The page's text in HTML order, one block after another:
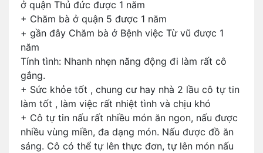
ở quận Thủ đức được 1 năm
+ Chăm bà ở quận 5 được 1 năm
+ gần đây Chăm bà ở Bệnh việc Từ vũ được 1
năm
Tính tình: Nhanh nhẹn năng động đi làm rất cô
gắng.
+ Sức khỏe tốt , chung cư hay nhà 2 lầu cô tự tin
làm tốt , làm việc rất nhiệt tình và chịu khó
+ Cô tự tin nấu rất nhiều món ăn ngon, nấu được
nhiều vùng miền, đa dạng món. Nấu được đồ ăn
sáng. Cô có thể tự lên thực đơn, tự lên món nấu